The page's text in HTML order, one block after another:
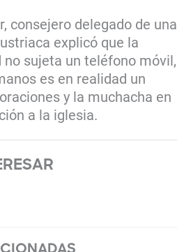
consejero delegado de una
explicó que la
sujeta un teléfono móvil,
es en realidad un
y la muchacha en
a la iglesia.